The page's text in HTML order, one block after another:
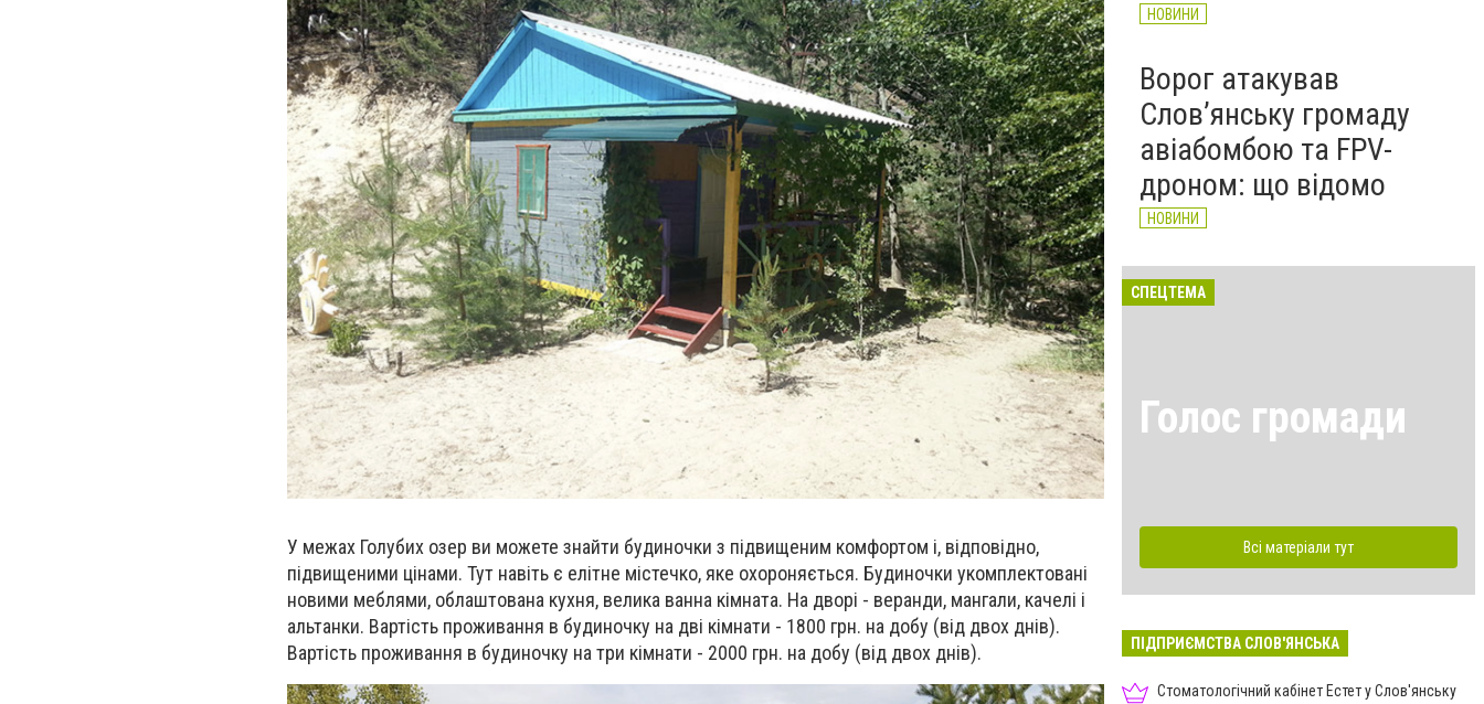
У межах Голубих озер ви можете знайти будиночки з підвищеним комфортом і, відповідно,
підвищеними цінами. Тут навіть є елітне містечко, яке охороняється. Будиночки укомплектовані
новими меблями, облаштована кухня, велика ванна кімната. На дворі - веранди, мангали, качелі і
альтанки. Вартість проживання в будиночку на дві кімнати - 1800 грн. на добу (від двох днів).
Вартість проживання в будиночку на три кімнати - 2000 грн. на добу (від двох днів).
НОВИНИ
Ворог атакував
Слов’янську громаду
авіабомбою та FPV-
дроном: що відомо
НОВИНИ
СПЕЦТЕМА
Голос громади
Всі матеріали тут
ПІДПРИЄМСТВА СЛОВ'ЯНСЬКА
Стоматологічний кабінет Естет у Слов'янську